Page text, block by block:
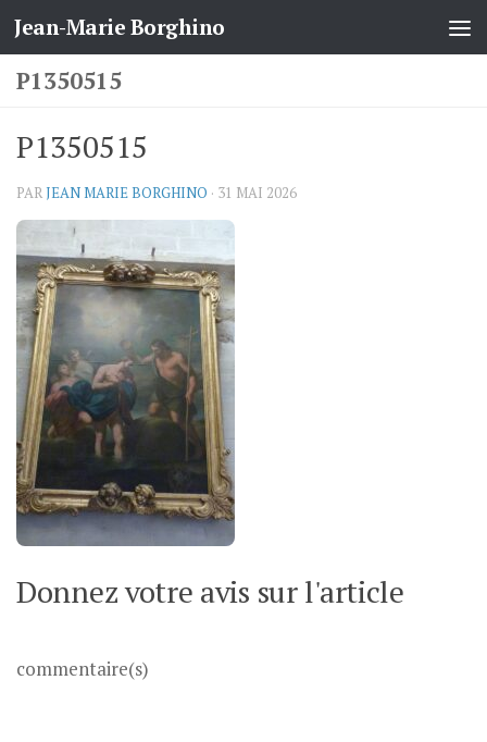
Skip to content
Jean-Marie Borghino
P1350515
P1350515
PARJEAN MARIE BORGHINO · 31 MAI 2026
Donnez votre avis sur l'article
commentaire(s)